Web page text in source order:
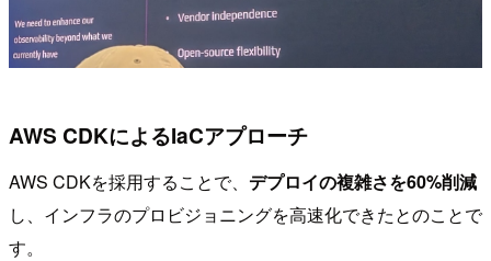
AWS CDKによるIaCアプローチ
AWS CDKを採用することで、 デプロイの複雑さを60%削減
し、インフラのプロビジョニングを高速化できたとのことで
す。